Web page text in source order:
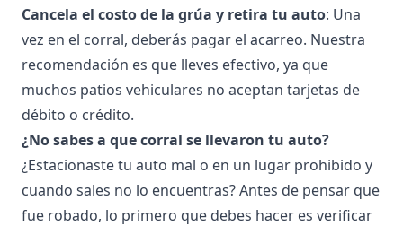
Cancela el costo de la grúa y retira tu auto: Una
vez en el corral, deberás pagar el acarreo. Nuestra
recomendación es que lleves efectivo, ya que
muchos patios vehiculares no aceptan tarjetas de
débito o crédito.
¿No sabes a que corral se llevaron tu auto?
¿Estacionaste tu auto mal o en un lugar prohibido y
cuando sales no lo encuentras? Antes de pensar que
fue robado, lo primero que debes hacer es verificar